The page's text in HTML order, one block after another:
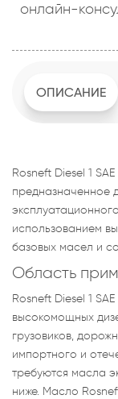
онлайн-
ОПИСАНИЕ
Rosneft Diesel 1
предназначенное
использованием
базовых масел и
Область
Rosneft Diesel 1
высокомощных
грузовиков,
импортного и
требуются масла
ниже. Масло